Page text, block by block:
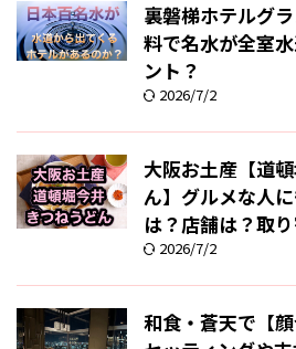
裏磐梯ホテルグ
料で名水が全室
ント？
2026/7/2
大阪お土産【道
ん】グルメな人
は？店舗は？取
2026/7/2
和食・蒼天で【